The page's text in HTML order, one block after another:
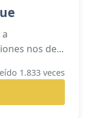
nos de...
1.833 veces